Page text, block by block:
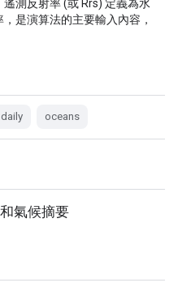
測反射率 (或 Rrs) 定義為水
是演算法的主要輸入內容，
daily oceans
氣候摘要